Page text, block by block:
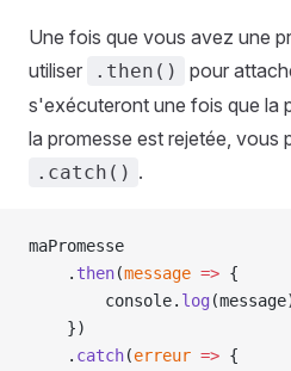
Une fois que vous avez une
utiliser
.then()
pour
s'exécuteront une fois que la
la promesse est rejetée, vous
.catch() .
maPromesse
    .
then(message => {
        console.
log
    })
    .
catch(erreur => {